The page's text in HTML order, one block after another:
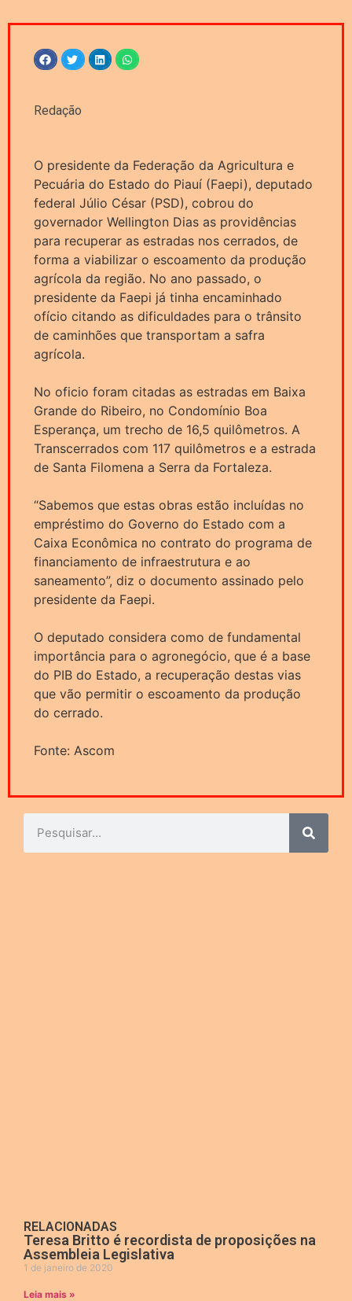
Redação
O presidente da Federação da Agricultura e
Pecuária do Estado do Piauí (Faepi), deputado
federal Júlio César (PSD), cobrou do
governador Wellington Dias as providências
para recuperar as estradas nos cerrados, de
forma a viabilizar o escoamento da produção
agrícola da região. No ano passado, o
presidente da Faepi já tinha encaminhado
ofício citando as dificuldades para o trânsito
de caminhões que transportam a safra
agrícola.
No oficio foram citadas as estradas em Baixa
Grande do Ribeiro, no Condomínio Boa
Esperança, um trecho de 16,5 quilômetros. A
Transcerrados com 117 quilômetros e a estrada
de Santa Filomena a Serra da Fortaleza.
“Sabemos que estas obras estão incluídas no
empréstimo do Governo do Estado com a
Caixa Econômica no contrato do programa de
financiamento de infraestrutura e ao
saneamento”, diz o documento assinado pelo
presidente da Faepi.
O deputado considera como de fundamental
importância para o agronegócio, que é a base
do PIB do Estado, a recuperação destas vias
que vão permitir o escoamento da produção
do cerrado.
Fonte: Ascom
RELACIONADAS
Teresa Britto é recordista de proposições na
Assembleia Legislativa
1 de janeiro de 2020
Leia mais »